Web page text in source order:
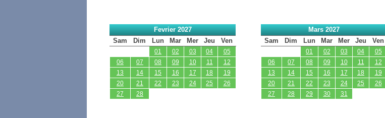
Fevrier 2027
Sam
Dim Lun Mar Mer Jeu Ven
01 02 03 04
05
06
07 08 09 10 11
12
13
14 15 16 17 18
19
20
21 22 23 24 25
26
27
28
Mars 2027
Sam
Dim Lun Mar Mer Jeu Ven
01 02 03 04
05
06
07 08 09 10 11
12
13
14 15 16 17 18
19
20
21 22 23 24 25
26
27
28 29 30 31